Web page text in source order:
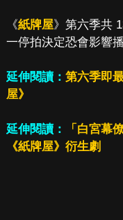
《紙牌屋》第六季共
一停拍決定恐會影響
延伸閱讀： 第六季即
屋》
延伸閱讀：
「白宮幕
《紙牌屋》衍生劇